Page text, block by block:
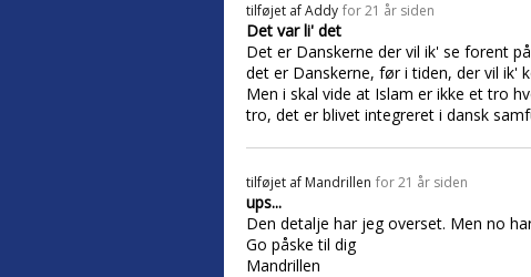
tilføjet afAddy for 21 år siden
Det var li' det
Det er Danskerne der vil ik' se forent
det er Danskerne, før i tiden, der vil ik'
Men i skal vide at Islam er ikke et tro
tro, det er blivet integreret i dansk
tilføjet af Mandrillen for 21 år siden
ups...
Den detalje har jeg overset. Men no
Go påske til dig
Mandrillen